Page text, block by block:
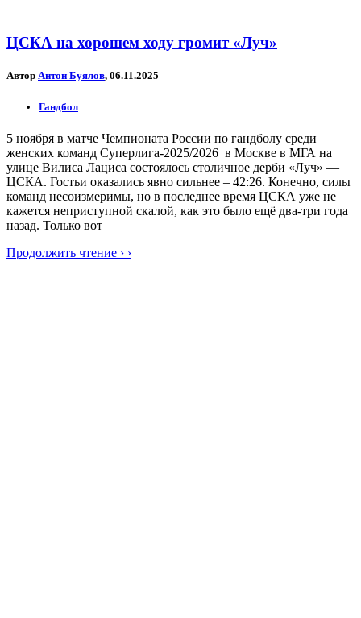
ЦСКА на хорошем ходу громит «Луч»
Автор Антон Буялов, 06.11.2025
Гандбол
5 ноября в матче Чемпионата России по гандболу среди
женских команд Суперлига-2025/2026 в Москве в МГА на
улице Вилиса Лациса состоялось столичное дерби «Луч» —
ЦСКА. Гостьи оказались явно сильнее – 42:26. Конечно, силы
команд несоизмеримы, но в последнее время ЦСКА уже не
кажется неприступной скалой, как это было ещё два-три года
назад. Только вот
Продолжить чтение › ›